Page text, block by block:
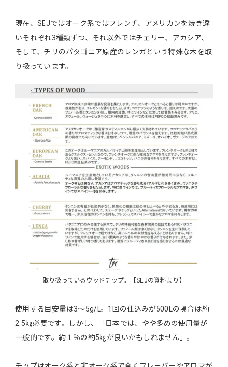
現在、SEJではオーク系ではフレンチ、アメリカンを焼き違
いそれぞれ3種類ずつ、それ以外ではチェリー、アカシア、
そして、チリのパタゴニア原産のレンガという特殊な木を取
り扱っています。
取り扱っているウッドチップ。【SEJの資料より】
使用する目安量は3～5g/L。1回の仕込みが500Lの場合は約
2.5㎏必要です。しかし、「日本では、やや多めの使用量が
一般的です。約１％の約5㎏が良いかもしれません」。